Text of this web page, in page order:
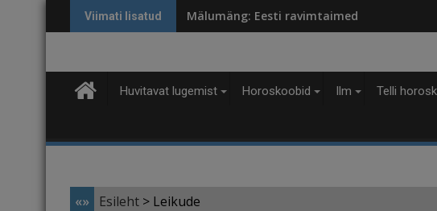
to
Viimati lisatud Mälumäng: Eesti ravimtaimed
Huvitavat lugemist Horoskoobid Ilm Telli
«» Esileht > Leikude